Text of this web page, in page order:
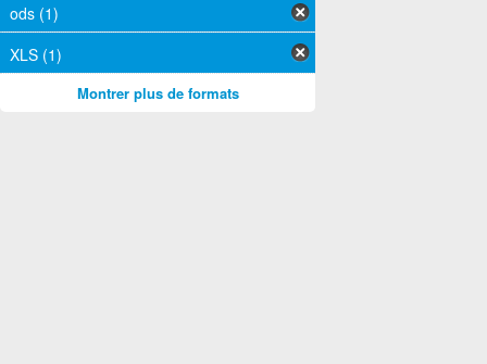
ods (1)
XLS (1)
Montrer plus de formats